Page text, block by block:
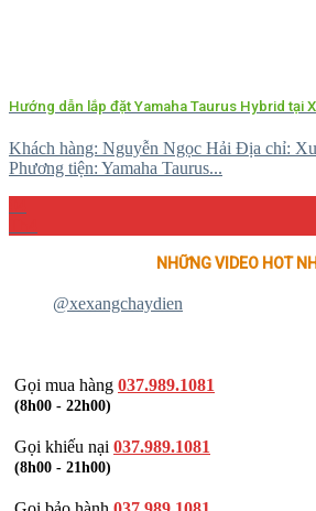
Hướng dẫn lắp đặt Yamaha Taurus Hybrid tại
Khách hàng: Nguyễn Ngọc Hải Địa chỉ:
Phương tiện: Yamaha Taurus...
NHỮNG VIDEO HOT
@xexangchaydien
Gọi mua hàng 037.989.1081
(8h00 - 22h00)
Gọi khiếu nại 037.989.1081
(8h00 - 21h00)